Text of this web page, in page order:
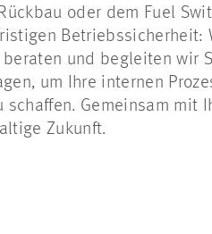
oder dem Fuel
und begleiten wir
um Ihre internen
schaffen. Gemeinsam mit
Zukunft.